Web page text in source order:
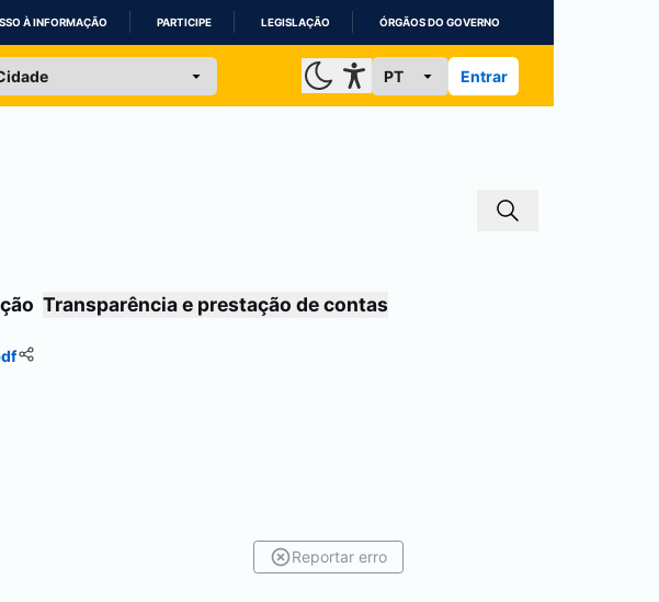
À INFORMAÇÃO PARTICIPE LEGISLAÇÃO ÓRGÃOS DO GOVERNO
Entrar
Transparência e prestação de contas
Reportar erro